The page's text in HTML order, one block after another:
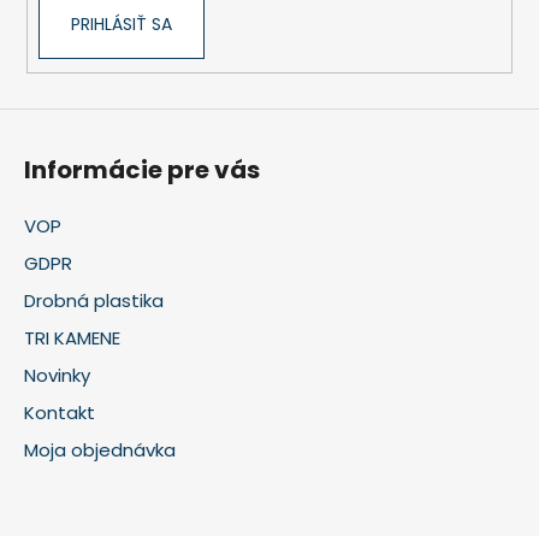
PRIHLÁSIŤ SA
Informácie pre vás
VOP
GDPR
Drobná plastika
TRI KAMENE
Novinky
Kontakt
Moja objednávka